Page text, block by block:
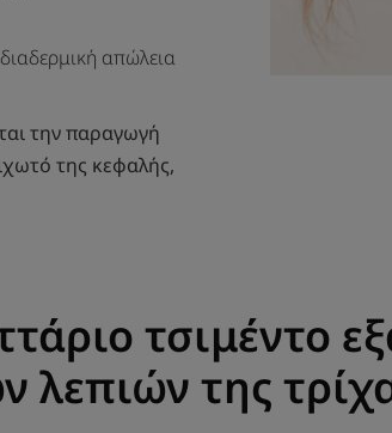
απώλεια
την παραγωγή
της κεφαλής,
τσιμέντο
λεπιών της